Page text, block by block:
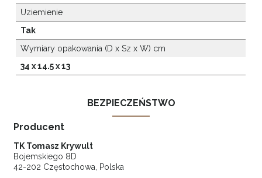
Uziemienie
Tak
Wymiary opakowania (D x Sz x W) cm
34 x 14.5 x 13
BEZPIECZEŃSTWO
Producent
TK Tomasz Krywult
Bojemskiego 8D
42-202 Częstochowa, Polska